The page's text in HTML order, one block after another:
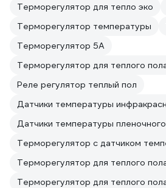
Терморегулятор для тепло эко
Терморегулятор температуры
Терморегулятор 5А
Терморегулятор для теплого
Реле регулятор теплый пол
Датчики температуры
Датчики температуры
Терморегулятор с датчиком
Терморегулятор для теплого